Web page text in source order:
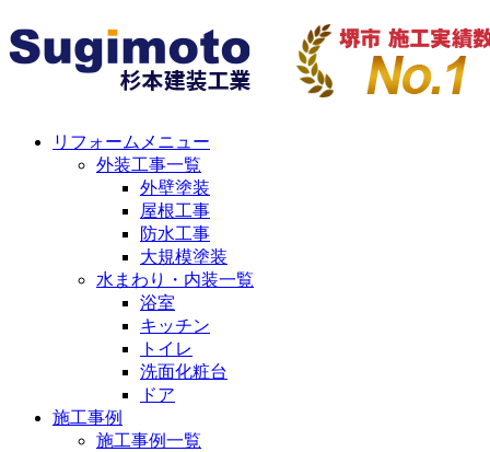
リフォームメニュー
外装工事一覧
外壁塗装
屋根工事
防水工事
大規模塗装
水まわり・内装一覧
浴室
キッチン
トイレ
洗面化粧台
ドア
施工事例
施工事例一覧